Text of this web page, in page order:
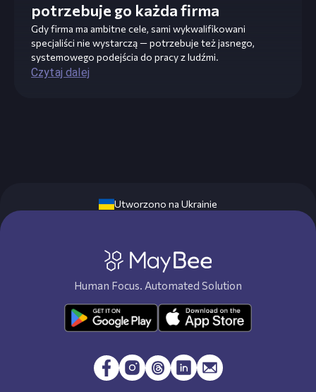
potrzebuje go każda firma
Gdy firma ma ambitne cele, sami wykwalifikowani
specjaliści nie wystarczą — potrzebuje też jasnego,
systemowego podejścia do pracy z ludźmi.
Czytaj dalej
Utworzono na Ukrainie
Human Focus. Automated Solution